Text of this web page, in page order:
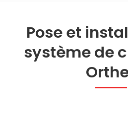
Pose et
système de